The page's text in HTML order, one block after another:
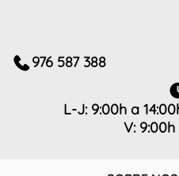
976 587 388
L-J: 9:00h a
V: 9:00h